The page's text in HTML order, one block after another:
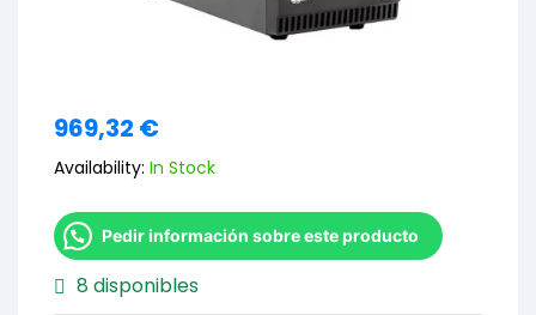
969,32 €
Availability: In Stock
Pedir información sobre este producto
8 disponibles